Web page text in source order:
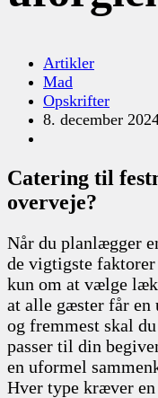
Artikler
Mad
Opskrifter
8. december
Catering til
overveje?
Når du planlægger
de vigtigste
kun om at vælge
at alle gæster får en
og fremmest skal
passer til din
en uformel
Hver type kræver